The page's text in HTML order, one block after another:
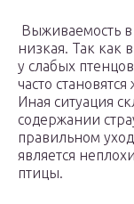
Выживаемость в
низкая. Так как
у слабых
часто
Иная ситуация
содержании
правильном
является
птицы.